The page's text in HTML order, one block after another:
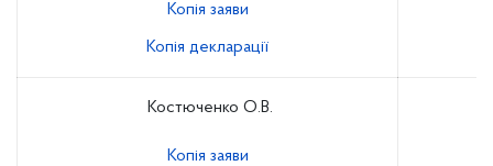
Копія заяви
Копія декларації
Костюченко О.В.
Копія заяви